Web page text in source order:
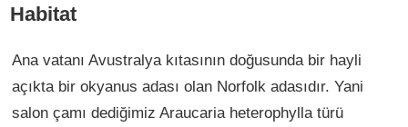
Habitat
Ana vatanı Avustralya kıtasının doğusunda bir hayli
açıkta bir okyanus adası olan Norfolk adasıdır. Yani
salon çamı dediğimiz Araucaria heterophylla türü